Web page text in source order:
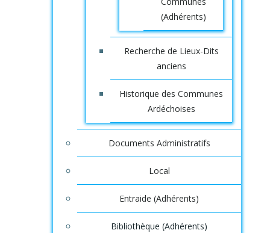
(Adhérents)
Recherche de Lieux-Dits
anciens
Historique des Communes
Ardéchoises
Documents Administratifs
Local
Entraide (Adhérents)
Bibliothèque (Adhérents)